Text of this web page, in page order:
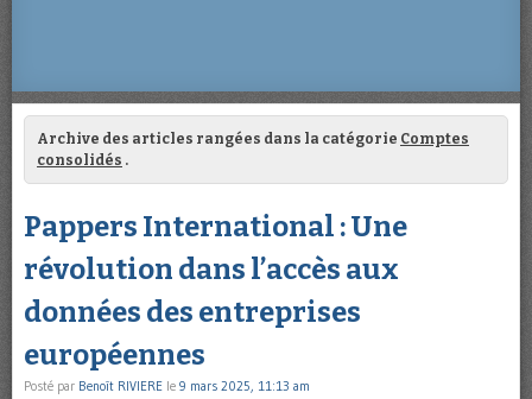
Archive des articles rangées dans la catégorie Comptes
consolidés .
Pappers International : Une
révolution dans l’accès aux
données des entreprises
européennes
Posté par Benoît RIVIERE le 9 mars 2025, 11:13 am